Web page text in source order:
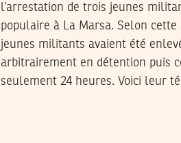
l’arrestation de trois jeunes
populaire à La Marsa. Selon cette
jeunes militants avaient été
arbitrairement en détention puis
seulement 24 heures. Voici leur